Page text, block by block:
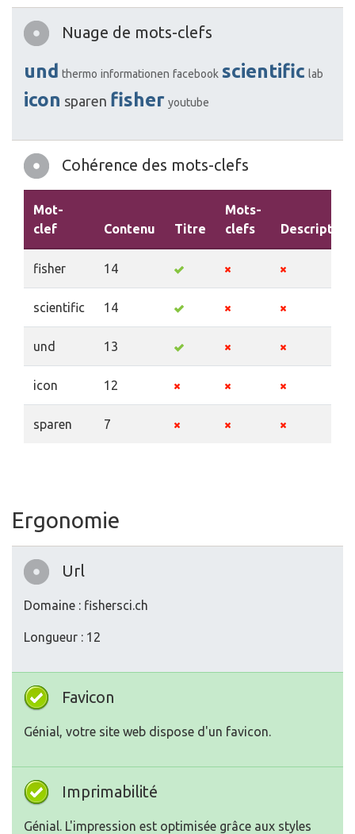
Nuage de mots-clefs
und thermo informationen facebook scientific lab
icon sparen fisher youtube
Cohérence des mots-clefs
Mot-
clef
Contenu Titre
Mots-
clefs
Description
fisher 14
scientific 14
und 13
icon 12
sparen 7
Ergonomie
Url
Domaine : fishersci.ch
Longueur : 12
Favicon
Génial, votre site web dispose d'un favicon.
Imprimabilité
Génial. L'impression est optimisée grâce aux styles